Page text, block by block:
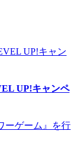
UP!キャンペ